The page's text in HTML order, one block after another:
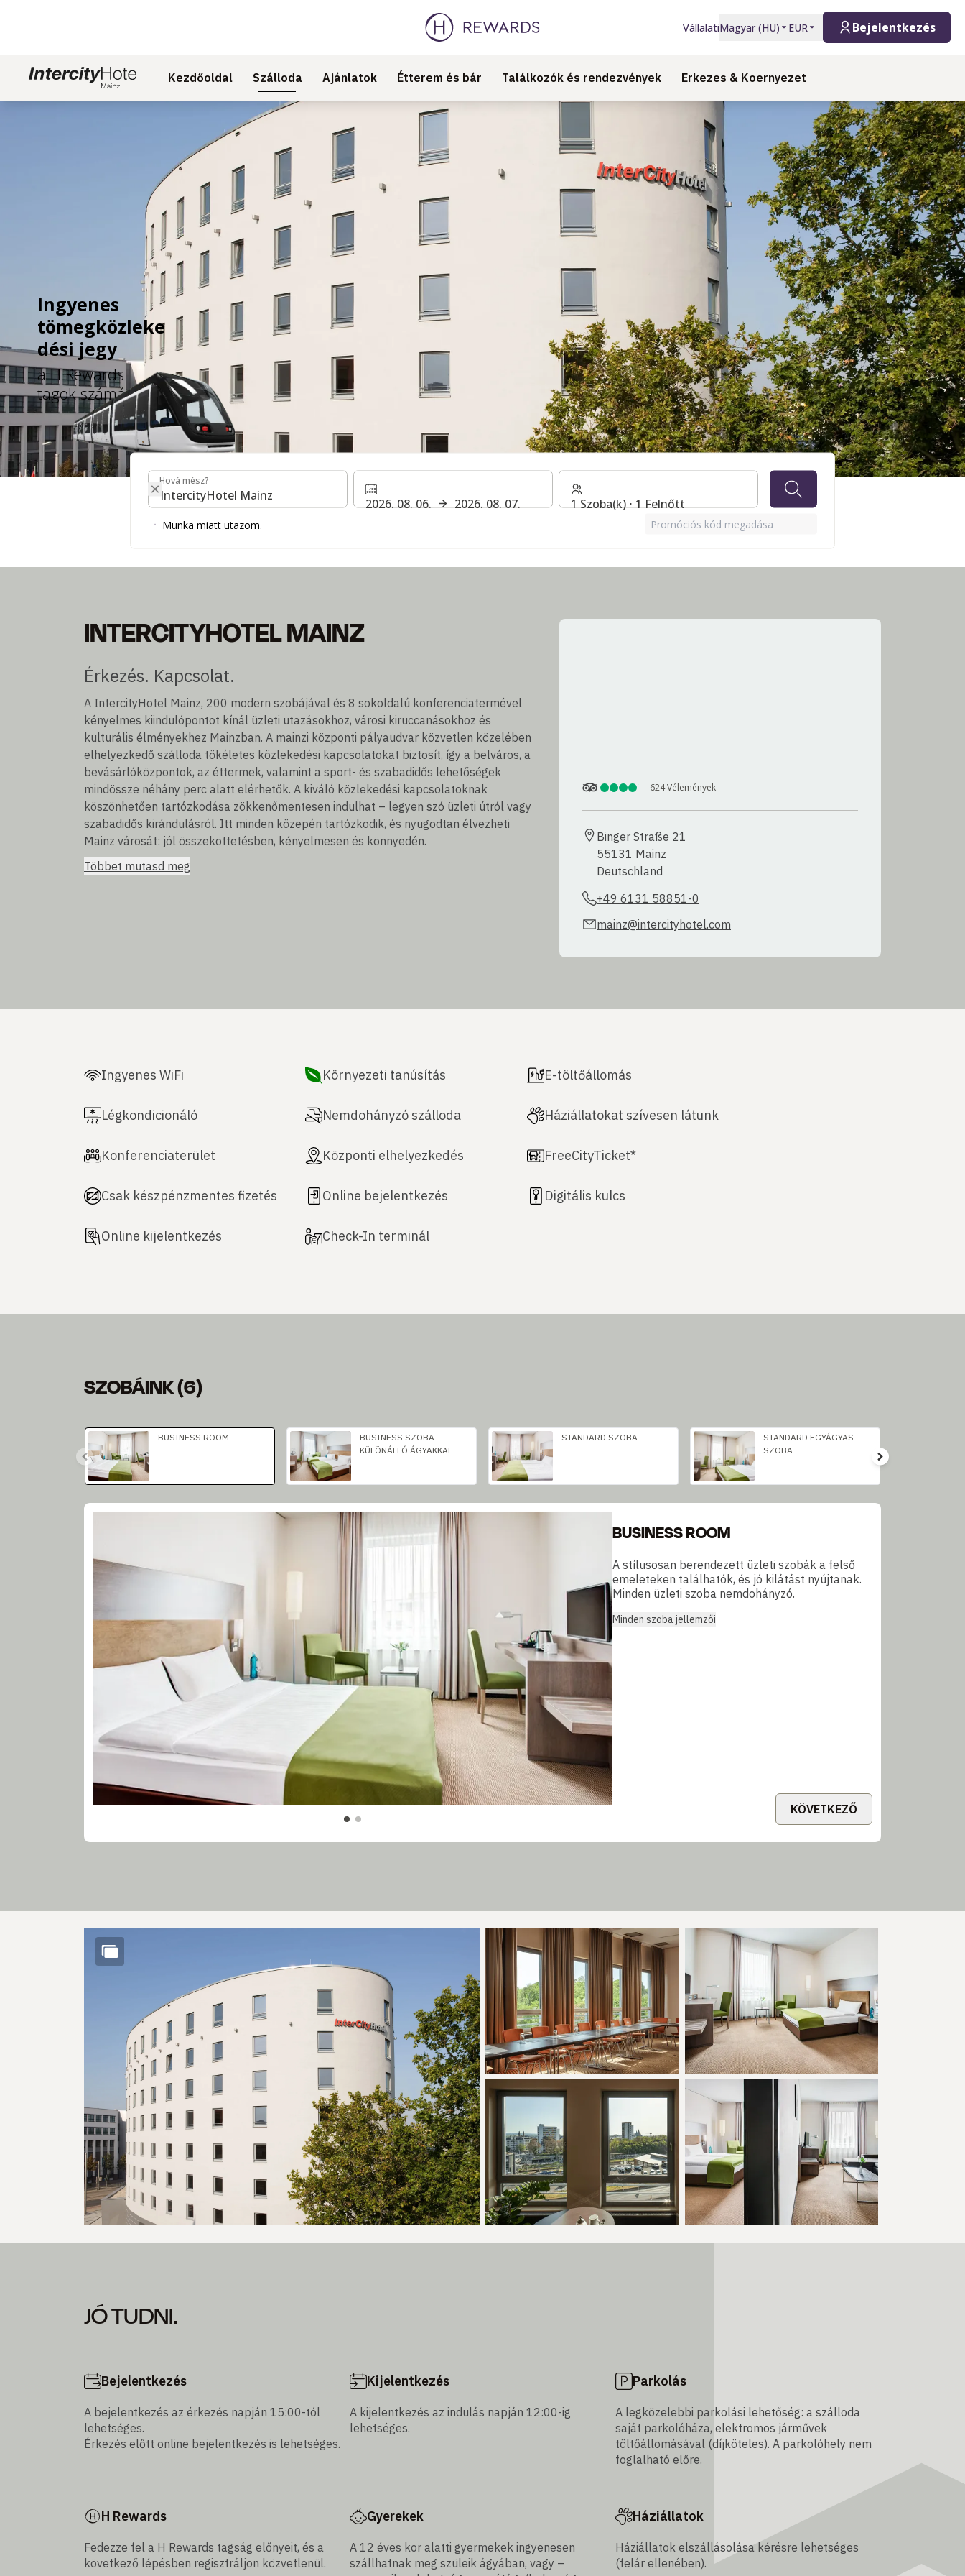
VállalatiMagyar(HU) EUR Bejelentkezés
Kezdőoldal Szálloda Ajánlatok Étterem és bár Találkozók és rendezvények Erkezes & Koernyezet
INTERCITYHOTEL MAINZ
Ingyenes
tömegközleke
dési jegy
a H Rewards
tagok számára
Hová mész?
Hová mész?
2026. 08. 06. 2026. 08. 07. 1 Szoba(k) ⋅ 1 Felnőtt
Munka miatt utazom. Promóciós kód megadása
INTERCITYHOTEL MAINZ
Érkezés. Kapcsolat.
A IntercityHotel Mainz, 200 modern szobájával és 8 sokoldalú konferenciatermével
kényelmes kiindulópontot kínál üzleti utazásokhoz, városi kiruccanásokhoz és
kulturális élményekhez Mainzban. A mainzi központi pályaudvar közvetlen közelében
elhelyezkedő szálloda tökéletes közlekedési kapcsolatokat biztosít, így a belváros, a
bevásárlóközpontok, az éttermek, valamint a sport- és szabadidős lehetőségek
mindössze néhány perc alatt elérhetők. A kiváló közlekedési kapcsolatoknak
köszönhetően tartózkodása zökkenőmentesen indulhat – legyen szó üzleti útról vagy
szabadidős kirándulásról. Itt minden közepén tartózkodik, és nyugodtan élvezheti
Mainz városát: jól összeköttetésben, kényelmesen és könnyedén.
Többet mutasd meg
624Vélemények
Binger Straße 21
55131 Mainz
Deutschland
+49 6131 58851-0
mainz@intercityhotel.com
Ingyenes WiFi Környezeti tanúsítás E-töltőállomás
Légkondicionáló Nemdohányzó szálloda Háziállatokat szívesen látunk
Konferenciaterület Központi elhelyezkedés FreeCityTicket*
Csak készpénzmentes fizetés Online bejelentkezés Digitális kulcs
Online kijelentkezés Check-In terminál
SZOBÁINK(6)
Dia: 1 of 3 BUSINESS ROOM
BUSINESS SZOBA
KÜLÖNÁLLÓ ÁGYAKKAL
STANDARD SZOBA
STANDARD EGYÁGYAS
SZOBA
BUSINESS ROOM
A stílusosan berendezett üzleti szobák a felső
emeleteken találhatók, és jó kilátást nyújtanak.
Minden üzleti szoba nemdohányzó.
Minden szoba jellemzői
KÖVETKEZŐ
JÓ TUDNI.
Bejelentkezés
A bejelentkezés az érkezés napján 15:00-tól
lehetséges.
Érkezés előtt online bejelentkezés is lehetséges.
Kijelentkezés
A kijelentkezés az indulás napján 12:00-ig
lehetséges.
Parkolás
A legközelebbi parkolási lehetőség: a szálloda
saját parkolóháza, elektromos járművek
töltőállomásával (díjköteles). A parkolóhely nem
foglalható előre.
H Rewards
Fedezze fel a H Rewards tagság előnyeit, és a
következő lépésben regisztráljon közvetlenül.
Gyerekek
A 12 éves kor alatti gyermekek ingyenesen
szállhatnak meg szüleik ágyában, vagy –
Háziállatok
Háziállatok elszállásolása kérésre lehetséges
(felár ellenében).